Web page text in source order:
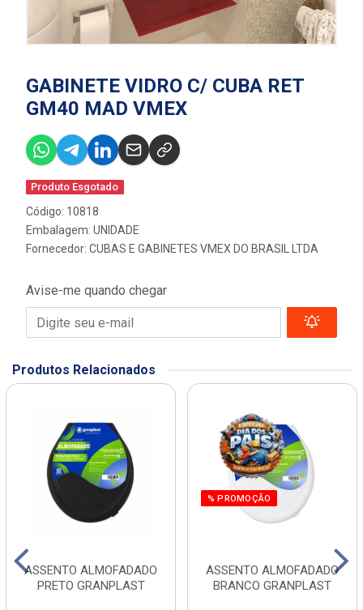
GABINETE VIDRO C/ CUBA RET
GM40 MAD VMEX
Produto Esgotado
Código: 10818
Embalagem: UNIDADE
Fornecedor: CUBAS E GABINETES VMEX DO BRASIL LTDA
Avise-me quando chegar
Produtos Relacionados
ASSENTO ALMOFADADO
PRETO GRANPLAST
% PROMOÇÃO
ASSENTO ALMOFADADO
BRANCO GRANPLAST